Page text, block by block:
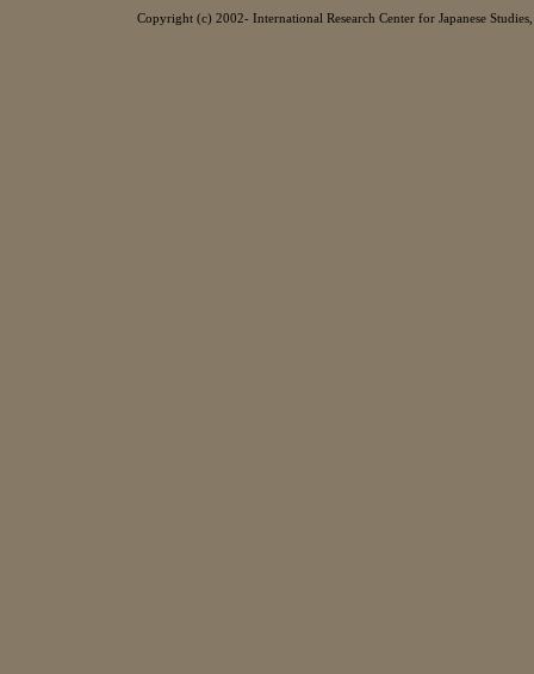
Copyright (c) 2002- International Research Center for Japanese